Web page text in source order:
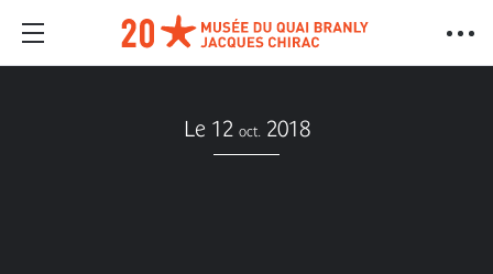
Le 12 oct. 2018